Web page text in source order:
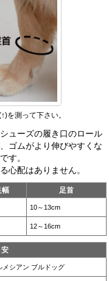
を測って下さい。
ューズの履き口のロール
ゴムがより伸びやすくな
す。
心配はありません。
幅
足首
10～13cm
12～16cm
安
シアン ブルドッグ